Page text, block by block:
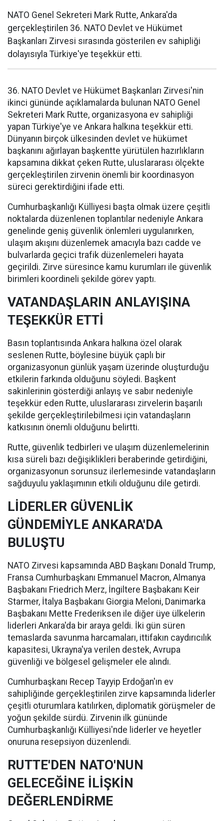
NATO Genel Sekreteri Mark Rutte, Ankara'da
gerçekleştirilen 36. NATO Devlet ve Hükümet
Başkanları Zirvesi sırasında gösterilen ev sahipliği
dolayısıyla Türkiye'ye teşekkür etti.
36. NATO Devlet ve Hükümet Başkanları Zirvesi'nin
ikinci gününde açıklamalarda bulunan NATO Genel
Sekreteri Mark Rutte, organizasyona ev sahipliği
yapan Türkiye'ye ve Ankara halkına teşekkür etti.
Dünyanın birçok ülkesinden devlet ve hükümet
başkanını ağırlayan başkentte yürütülen hazırlıkların
kapsamına dikkat çeken Rutte, uluslararası ölçekte
gerçekleştirilen zirvenin önemli bir koordinasyon
süreci gerektirdiğini ifade etti.
Cumhurbaşkanlığı Külliyesi başta olmak üzere çeşitli
noktalarda düzenlenen toplantılar nedeniyle Ankara
genelinde geniş güvenlik önlemleri uygulanırken,
ulaşım akışını düzenlemek amacıyla bazı cadde ve
bulvarlarda geçici trafik düzenlemeleri hayata
geçirildi. Zirve süresince kamu kurumları ile güvenlik
birimleri koordineli şekilde görev yaptı.
VATANDAŞLARIN ANLAYIŞINA
TEŞEKKÜR ETTİ
Basın toplantısında Ankara halkına özel olarak
seslenen Rutte, böylesine büyük çaplı bir
organizasyonun günlük yaşam üzerinde oluşturduğu
etkilerin farkında olduğunu söyledi. Başkent
sakinlerinin gösterdiği anlayış ve sabır nedeniyle
teşekkür eden Rutte, uluslararası zirvelerin başarılı
şekilde gerçekleştirilebilmesi için vatandaşların
katkısının önemli olduğunu belirtti.
Rutte, güvenlik tedbirleri ve ulaşım düzenlemelerinin
kısa süreli bazı değişiklikleri beraberinde getirdiğini,
organizasyonun sorunsuz ilerlemesinde vatandaşların
sağduyulu yaklaşımının etkili olduğunu dile getirdi.
LİDERLER GÜVENLİK
GÜNDEMİYLE ANKARA'DA
BULUŞTU
NATO Zirvesi kapsamında ABD Başkanı Donald Trump,
Fransa Cumhurbaşkanı Emmanuel Macron, Almanya
Başbakanı Friedrich Merz, İngiltere Başbakanı Keir
Starmer, İtalya Başbakanı Giorgia Meloni, Danimarka
Başbakanı Mette Frederiksen ile diğer üye ülkelerin
liderleri Ankara'da bir araya geldi. İki gün süren
temaslarda savunma harcamaları, ittifakın caydırıcılık
kapasitesi, Ukrayna'ya verilen destek, Avrupa
güvenliği ve bölgesel gelişmeler ele alındı.
Cumhurbaşkanı Recep Tayyip Erdoğan'ın ev
sahipliğinde gerçekleştirilen zirve kapsamında liderler
çeşitli oturumlara katılırken, diplomatik görüşmeler de
yoğun şekilde sürdü. Zirvenin ilk gününde
Cumhurbaşkanlığı Külliyesi'nde liderler ve heyetler
onuruna resepsiyon düzenlendi.
RUTTE'DEN NATO'NUN
GELECEĞİNE İLİŞKİN
DEĞERLENDİRME